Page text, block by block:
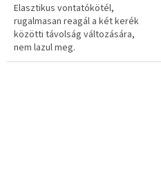
0,0
csillag.
Elasztikus vontatókötél,
rugalmasan reagál a két kerék
közötti távolság változására,
nem lazul meg.